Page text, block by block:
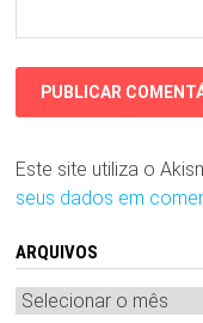
Este site utiliza o
seus dados em
ARQUIVOS
Arquivos